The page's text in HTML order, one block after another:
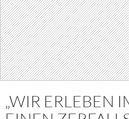
„WIR ERLEBEN